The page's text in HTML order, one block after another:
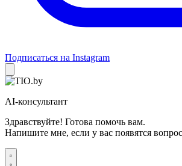
Подписаться на Instagram
AI-консультант
Здравствуйте! Готова помочь вам.
Напишите мне, если у вас появятся